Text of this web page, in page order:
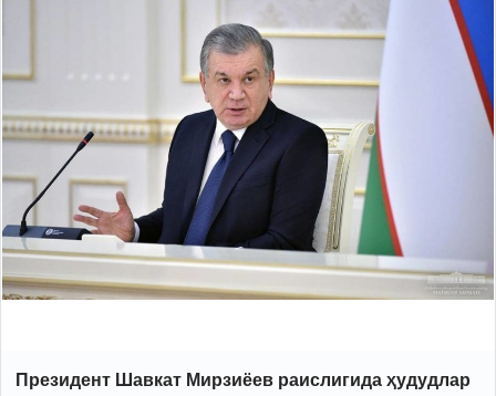
Президент Шавкат Мирзиёев раислигида ҳудудлар